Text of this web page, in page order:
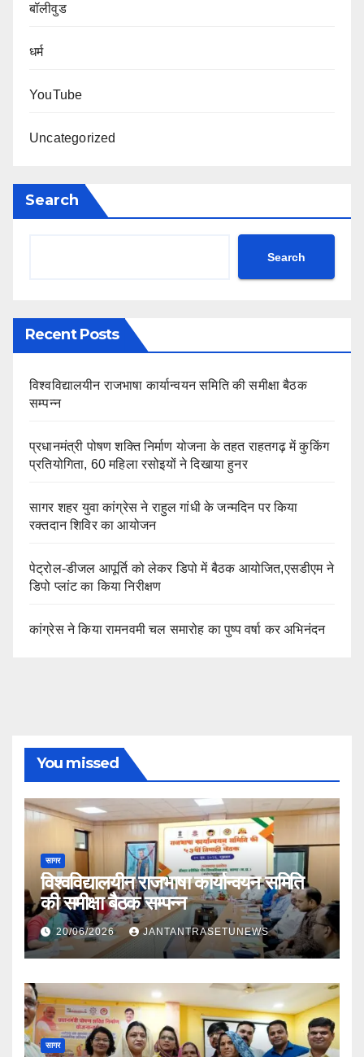
बॉलीवुड
धर्म
YouTube
Uncategorized
Search
Search
Recent Posts
विश्वविद्यालयीन राजभाषा कार्यान्वयन समिति की समीक्षा बैठक
सम्पन्न
प्रधानमंत्री पोषण शक्ति निर्माण योजना के तहत राहतगढ़ में कुकिंग
प्रतियोगिता, 60 महिला रसोइयों ने दिखाया हुनर
सागर शहर युवा कांग्रेस ने राहुल गांधी के जन्मदिन पर किया
रक्तदान शिविर का आयोजन
पेट्रोल-डीजल आपूर्ति को लेकर डिपो में बैठक आयोजित,एसडीएम ने
डिपो प्लांट का किया निरीक्षण
कांग्रेस ने किया रामनवमी चल समारोह का पुष्प वर्षा कर अभिनंदन
You missed
सागर
विश्वविद्यालयीन राजभाषा कार्यान्वयन समिति
की समीक्षा बैठक सम्पन्न
20/06/2026 JANTANTRASETUNEWS
सागर